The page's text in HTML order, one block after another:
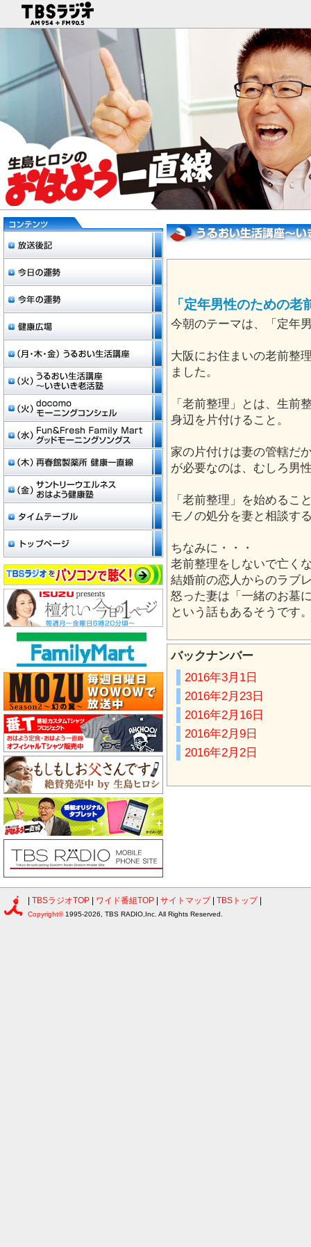
「定年男性のための老
今朝のテーマは、「定年
大阪にお住まいの老前整
ました。
「老前整理」とは、生前
身辺を片付けること。
家の片付けは妻の管轄だ
が必要なのは、むしろ男
「老前整理」を始めるこ
モノの処分を妻と相談す
ちなみに・・・
老前整理をしないで亡く
結婚前の恋人からのラブ
怒った妻は「一緒のお墓
という話もあるそうです
バックナンバー
2016年3月1日
2016年2月23日
2016年2月16日
2016年2月9日
2016年2月2日
TBSラジオTOP ワイド番組TOP サイトマップ TBSトップ|
Copyright© 1995-2026, TBS RADIO,Inc. All Rights Reserved.